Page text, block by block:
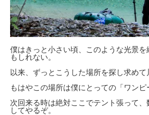
僕はきっと小さい頃、このような光景
もしれない。
以来、ずっとこうした場所を探し求めて
もはやこの場所は僕にとっての「ワンピ
次回来る時は絶対ここでテント張って
してやるぞ。